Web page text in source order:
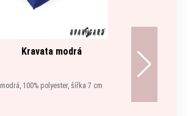
Kravata modrá
modrá, 100% polyester, šířka 7 cm